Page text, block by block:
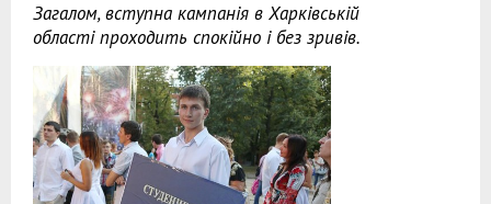
Загалом, вступна кампанія в Харківській
області проходить спокійно і без зривів.